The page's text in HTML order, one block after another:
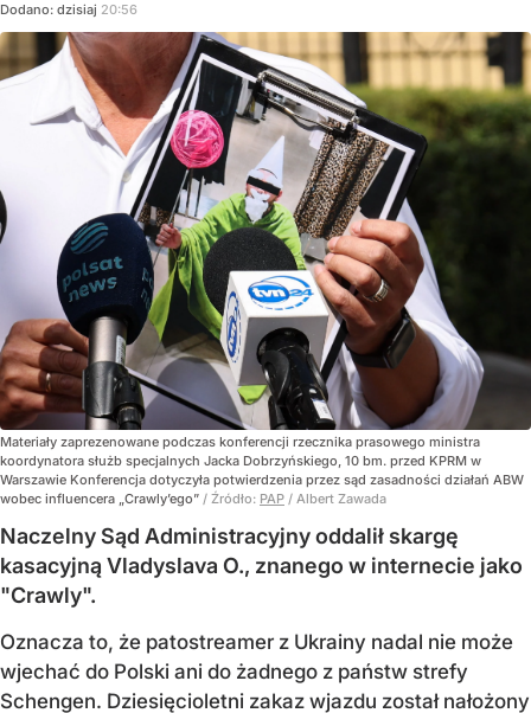
Dodano: dzisiaj 20:56
Materiały zaprezenowane podczas konferencji rzecznika prasowego ministra
koordynatora służb specjalnych Jacka Dobrzyńskiego, 10 bm. przed KPRM w
Warszawie Konferencja dotyczyła potwierdzenia przez sąd zasadności działań ABW
wobec influencera „Crawly’ego” / Źródło: PAP / Albert Zawada
Naczelny Sąd Administracyjny oddalił skargę
kasacyjną Vladyslava O., znanego w internecie jako
"Crawly".
Oznacza to, że patostreamer z Ukrainy nadal nie może
wjechać do Polski ani do żadnego z państw strefy
Schengen. Dziesięcioletni zakaz wjazdu został nałożony